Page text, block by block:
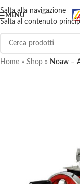
Salta alla navigazione
Salta al contenuto
MENU
Home » Shop » Noaw –